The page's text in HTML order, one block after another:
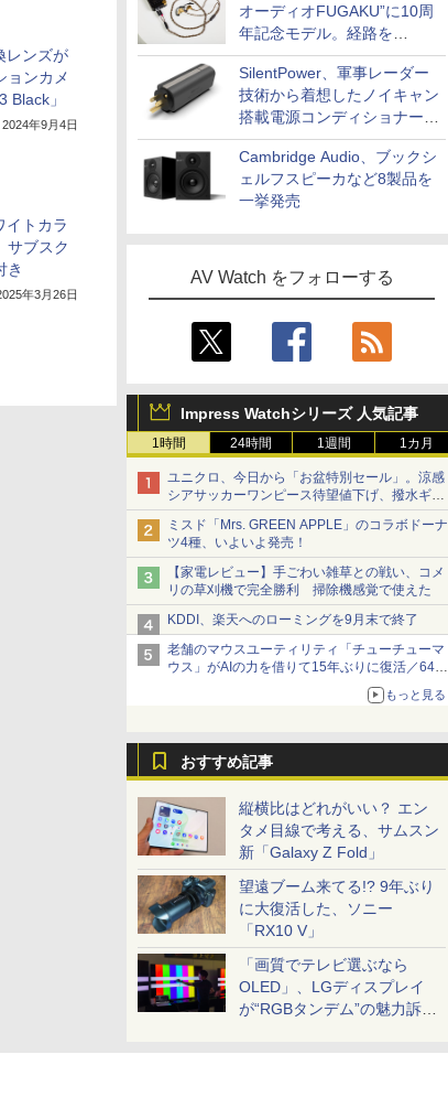
オーディオFUGAKU”に10周
年記念モデル。経路を
NISHIKIで統一。400万円
SilentPower、軍事レーダー
技術から着想したノイキャン
搭載電源コンディショナー
「AC iPurifier2」
Cambridge Audio、ブックシ
ェルフスピーカなど8製品を
一挙発売
AV Watch をフォローする
Impress Watchシリーズ 人気記事
1時間 24時間 1週間 1カ月
ユニクロ、今日から「お盆特別セール」。涼感
シアサッカーワンピース待望値下げ、撥水ギア
ショーツは1990円に
ミスド「Mrs. GREEN APPLE」のコラボドーナ
ツ4種、いよいよ発売！
【家電レビュー】手ごわい雑草との戦い、コメ
リの草刈機で完全勝利 掃除機感覚で使えた
KDDI、楽天へのローミングを9月末で終了
老舗のマウスユーティリティ「チューチューマ
ウス」がAIの力を借りて15年ぶりに復活／64bit
化、Windows 10/11、「Chrome」も走り回
る。復活記念で2026年末まで500円
もっと見る
おすすめ記事
縦横比はどれがいい？ エン
タメ目線で考える、サムスン
新「Galaxy Z Fold」
望遠ブーム来てる!? 9年ぶり
に大復活した、ソニー
「RX10 V」
「画質でテレビ選ぶなら
OLED」、LGディスプレイ
が“RGBタンデム”の魅力訴
レンズが
ョンカメ
Black」
2024年9月4日
イトカラ
サブスク
き
年3月26日